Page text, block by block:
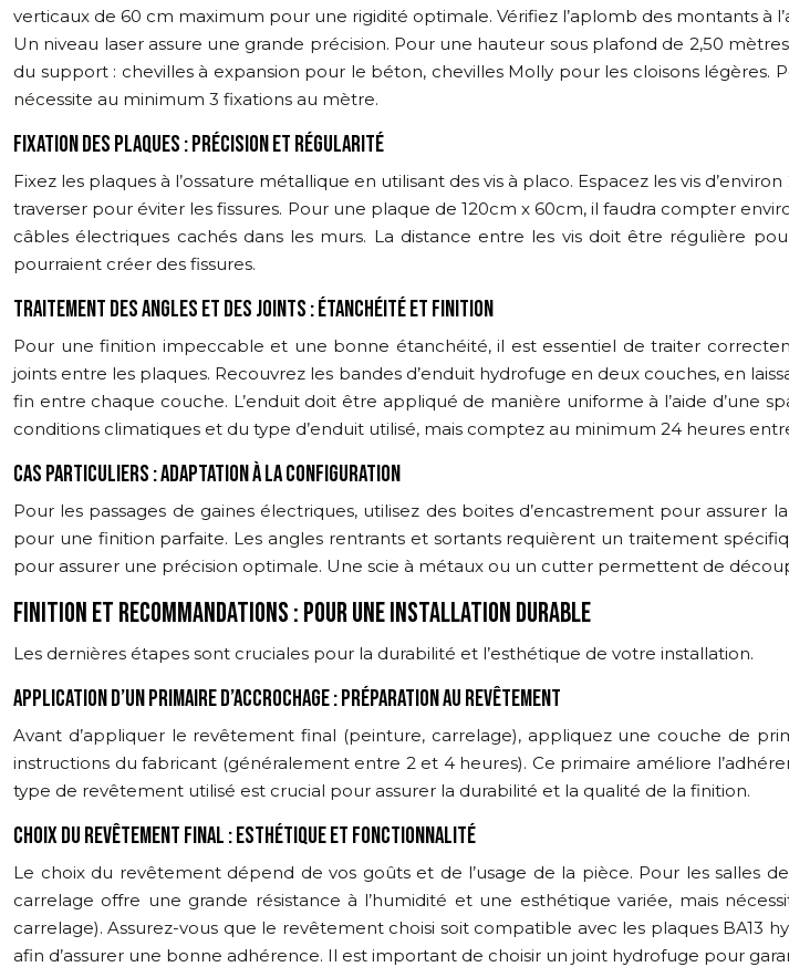
verticaux de 60 cm maximum pour une rigidité optimale. Vérifiez l’aplomb des montants à
Un niveau laser assure une grande précision. Pour une hauteur sous plafond de 2,50
du support : chevilles à expansion pour le béton, chevilles Molly pour les cloisons légères.
nécessite au minimum 3 fixations au mètre.
FIXATION DES PLAQUES : PRÉCISION ET RÉGULARITÉ
Fixez les plaques à l’ossature métallique en utilisant des vis à placo. Espacez les vis
traverser pour éviter les fissures. Pour une plaque de 120cm x 60cm, il faudra compter
câbles électriques cachés dans les murs. La distance entre les vis doit être régulière
pourraient créer des fissures.
TRAITEMENT DES ANGLES ET DES JOINTS : ÉTANCHÉITÉ ET FINITION
Pour une finition impeccable et une bonne étanchéité, il est essentiel de traiter
joints entre les plaques. Recouvrez les bandes d’enduit hydrofuge en deux couches, en
fin entre chaque couche. L’enduit doit être appliqué de manière uniforme à l’aide d’une
conditions climatiques et du type d’enduit utilisé, mais comptez au minimum 24 heures
CAS PARTICULIERS : ADAPTATION À LA CONFIGURATION
Pour les passages de gaines électriques, utilisez des boites d’encastrement pour
pour une finition parfaite. Les angles rentrants et sortants requièrent un traitement
pour assurer une précision optimale. Une scie à métaux ou un cutter permettent de
FINITION ET RECOMMANDATIONS : POUR UNE INSTALLATION DURABLE
Les dernières étapes sont cruciales pour la durabilité et l’esthétique de votre installation.
APPLICATION D’UN PRIMAIRE D’ACCROCHAGE : PRÉPARATION AU REVÊTEMENT
Avant d’appliquer le revêtement final (peinture, carrelage), appliquez une couche de
instructions du fabricant (généralement entre 2 et 4 heures). Ce primaire améliore
type de revêtement utilisé est crucial pour assurer la durabilité et la qualité de la finition.
CHOIX DU REVÊTEMENT FINAL : ESTHÉTIQUE ET FONCTIONNALITÉ
Le choix du revêtement dépend de vos goûts et de l’usage de la pièce. Pour les salles
carrelage offre une grande résistance à l’humidité et une esthétique variée, mais
carrelage). Assurez-vous que le revêtement choisi soit compatible avec les plaques
afin d’assurer une bonne adhérence. Il est important de choisir un joint hydrofuge pour